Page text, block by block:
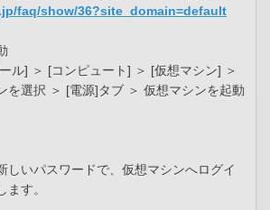
faq/show/36?site_domain=default
ル] ＞ [コンピュート] ＞ [仮想マシン] ＞
を選択 ＞ [電源]タブ ＞ 仮想マシンを起動
しいパスワードで、仮想マシンへログイ
ます。